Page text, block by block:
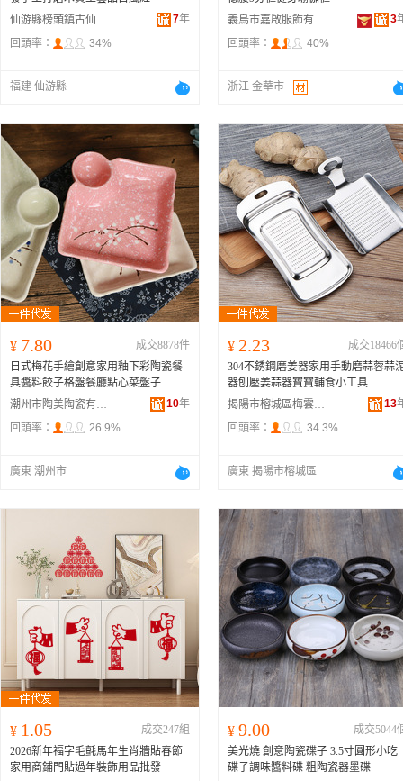
仙游縣榜頭鎮古仙工藝品商行
7年
回頭率：
34%
福建 仙游縣
義烏市嘉啟服飾有限公司
3
回頭率：
40%
浙江 金華市
¥ 7.80
成交8878件
日式梅花手繪創意家用釉下彩陶瓷餐
具醬料餃子格盤餐廳點心菜盤子
潮州市陶美陶瓷有限公司
10年
回頭率：
26.9%
廣東 潮州市
¥ 2.23
成交18466
304不銹鋼磨姜器家用手動磨蒜蓉蒜
器刨壓姜蒜器寶寶輔食小工具
揭陽市榕城區梅雲順財不銹鋼制品廠
13
回頭率：
34.3%
廣東 揭陽市榕城區
¥ 1.05
成交247組
2026新年福字毛氈馬年生肖牆貼春節
家用商鋪門貼過年裝飾用品批發
¥ 9.00
成交5044
美光燒 創意陶瓷碟子 3.5寸圓形小吃
碟子調味醬料碟 粗陶瓷器墨碟